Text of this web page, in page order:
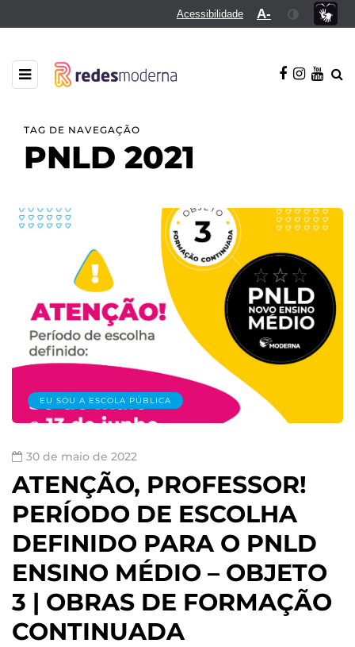
Acessibilidade A-
TAG DE NAVEGAÇÃO
PNLD 2021
EU SOU A ESCOLA PÚBLICA
30 de maio de 2022
ATENÇÃO, PROFESSOR!
PERÍODO DE ESCOLHA
DEFINIDO PARA O PNLD
ENSINO MÉDIO – OBJETO
3 | OBRAS DE FORMAÇÃO
CONTINUADA